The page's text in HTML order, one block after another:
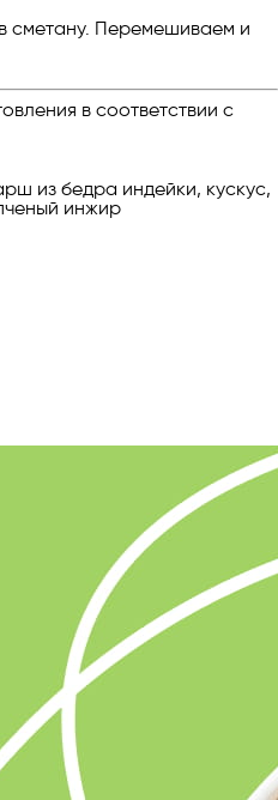
сметану. Перемешиваем и
в соответствии с
из бедра индейки, кускус,
инжир